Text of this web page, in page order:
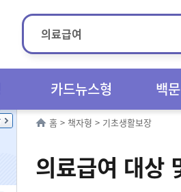
카드뉴스형 백
홈 > 책자형 > 기초생활보장
의료급여 대상